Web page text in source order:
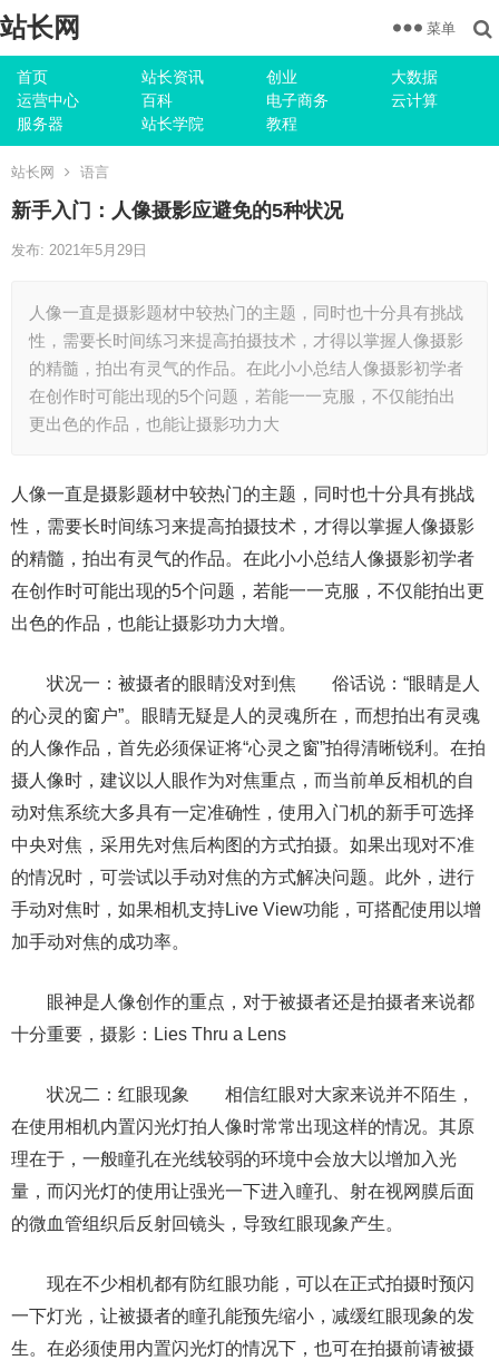
站长网
首页 站长资讯 创业
大数据
运营中心
百科 电子商务
云计算
服务器
站长学院 教程
菜单
站长网 语言
新手入门：人像摄影应避免的5种状况
发布: 2021年5月29日
人像一直是摄影题材中较热门的主题，同时也十分具有挑战
性，需要长时间练习来提高拍摄技术，才得以掌握人像摄影
的精髓，拍出有灵气的作品。在此小小总结人像摄影初学者
在创作时可能出现的5个问题，若能一一克服，不仅能拍出
更出色的作品，也能让摄影功力大
人像一直是摄影题材中较热门的主题，同时也十分具有挑战
性，需要长时间练习来提高拍摄技术，才得以掌握人像摄影
的精髓，拍出有灵气的作品。在此小小总结人像摄影初学者
在创作时可能出现的5个问题，若能一一克服，不仅能拍出更
出色的作品，也能让摄影功力大增。
状况一：被摄者的眼睛没对到焦 俗话说：“眼睛是人
的心灵的窗户”。眼睛无疑是人的灵魂所在，而想拍出有灵魂
的人像作品，首先必须保证将“心灵之窗”拍得清晰锐利。在拍
摄人像时，建议以人眼作为对焦重点，而当前单反相机的自
动对焦系统大多具有一定准确性，使用入门机的新手可选择
中央对焦，采用先对焦后构图的方式拍摄。如果出现对不准
的情况时，可尝试以手动对焦的方式解决问题。此外，进行
手动对焦时，如果相机支持Live View功能，可搭配使用以增
加手动对焦的成功率。
眼神是人像创作的重点，对于被摄者还是拍摄者来说都
十分重要，摄影：Lies Thru a Lens
状况二：红眼现象 相信红眼对大家来说并不陌生，
在使用相机内置闪光灯拍人像时常常出现这样的情况。其原
理在于，一般瞳孔在光线较弱的环境中会放大以增加入光
量，而闪光灯的使用让强光一下进入瞳孔、射在视网膜后面
的微血管组织后反射回镜头，导致红眼现象产生。
现在不少相机都有防红眼功能，可以在正式拍摄时预闪
一下灯光，让被摄者的瞳孔能预先缩小，减缓红眼现象的发
生。在必须使用内置闪光灯的情况下，也可在拍摄前请被摄